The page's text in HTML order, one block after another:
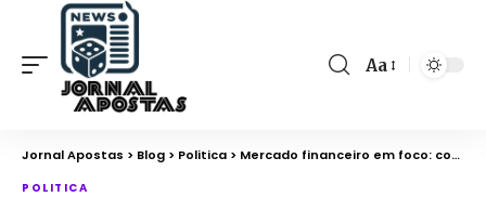
Aa
Jornal Apostas > Blog > Politica > Mercado financeiro em foco: como a análise da Reuters no TradingView revela novas leituras sobre o cenário global
POLITICA